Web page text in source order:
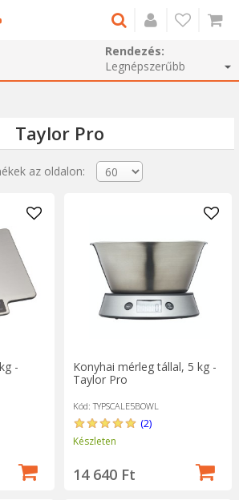
Rendezés:
Taylor Pro
az oldalon:
-
Konyhai mérleg tállal, 5 kg -
Taylor Pro
Kód: TYPSCALE5BOWL
(2)
Készleten
14 640 Ft